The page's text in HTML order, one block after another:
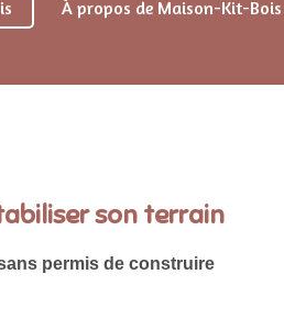
À propos de Maison-Kit-Bois
son terrain
permis de construire